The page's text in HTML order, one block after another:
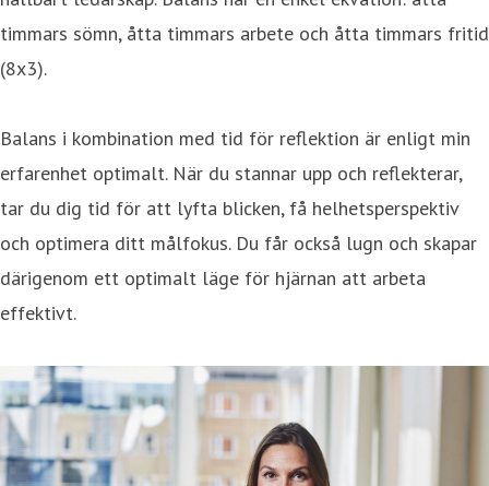
timmars sömn, åtta timmars arbete och åtta timmars fritid
(8x3).
Balans i kombination med tid för reflektion är enligt min
erfarenhet optimalt. När du stannar upp och reflekterar,
tar du dig tid för att lyfta blicken, få helhetsperspektiv
och optimera ditt målfokus. Du får också lugn och skapar
därigenom ett optimalt läge för hjärnan att arbeta
effektivt.